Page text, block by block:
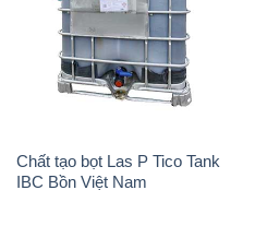
Chất tạo bọt Las P Tico Tank
IBC Bồn Việt Nam